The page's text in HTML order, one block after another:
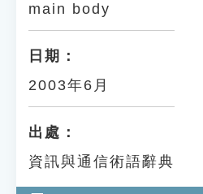
main body
日期：
2003年6月
出處：
資訊與通信術語辭典